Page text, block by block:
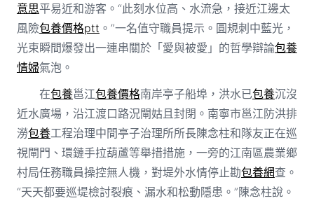
意思平易近和游客。“此刻水位高、水流急，接近江邊太
風險包養價格ptt 。”一名值守職員提示。圓規刺中藍光，
光束瞬間爆發出一連串關於「愛與被愛」的哲學辯論包養
情婦氣泡。
在包養邕江包養價格南岸亭子船埠，洪水已包養沉沒
近水廣場，沿江渡口路況閘姑且封閉。南寧市邕江防洪排
澇包養工程治理中間亭子治理所所長陳念柱和隊友正在巡
視閘門、環鏈手拉葫蘆等舉措措施，一旁的江南區農業鄉
村局任務職員操控無人機，對堤外水情停止勘包養網查。
“天天都要巡堤檢討裂痕、漏水和松動隱患。”陳念柱說。